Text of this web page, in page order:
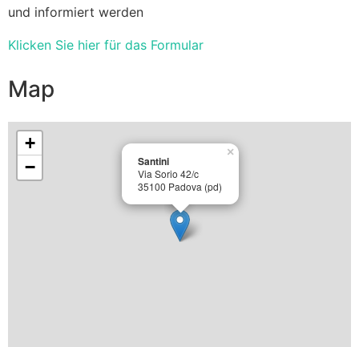
und informiert werden
Klicken Sie hier für das Formular
Map
Santini
Via Sorio 42/c
35100 Padova (pd)
×
+
−